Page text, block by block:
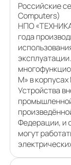
Российские
Computers)
НПО
года
М» в корпусах
Устройства
Федерации, и
могут